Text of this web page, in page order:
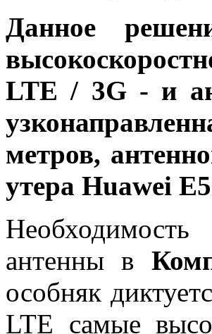
Данное
LTE / 3G - и
метров,
утера Huawei
антенны в
особняк
LTE самые